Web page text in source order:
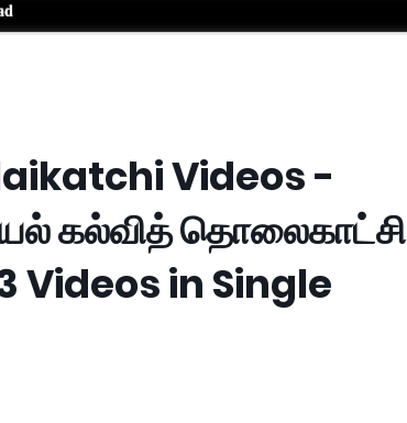
Videos -
கல்வித் தொலைகாட்சி
Videos in Single